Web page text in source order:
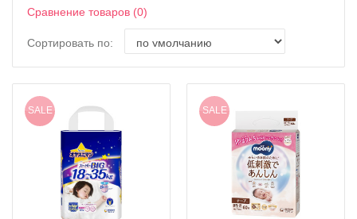
Сравнение товаров (0)
Сортировать по:
SALE SALE